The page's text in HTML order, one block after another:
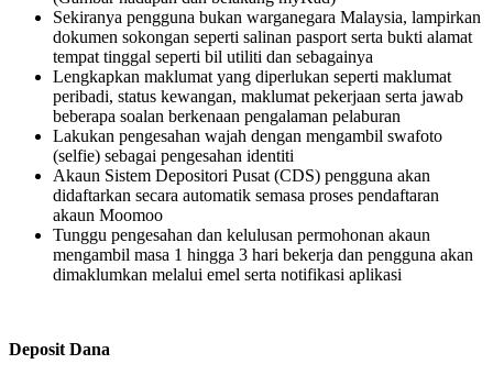
Sekiranya pengguna bukan warganegara Malaysia, lampirkan
dokumen sokongan seperti salinan pasport serta bukti alamat
tempat tinggal seperti bil utiliti dan sebagainya
Lengkapkan maklumat yang diperlukan seperti maklumat
peribadi, status kewangan, maklumat pekerjaan serta jawab
beberapa soalan berkenaan pengalaman pelaburan
Lakukan pengesahan wajah dengan mengambil swafoto
(selfie) sebagai pengesahan identiti
Akaun Sistem Depositori Pusat (CDS) pengguna akan
didaftarkan secara automatik semasa proses pendaftaran
akaun Moomoo
Tunggu pengesahan dan kelulusan permohonan akaun
mengambil masa 1 hingga 3 hari bekerja dan pengguna akan
dimaklumkan melalui emel serta notifikasi aplikasi
Deposit Dana